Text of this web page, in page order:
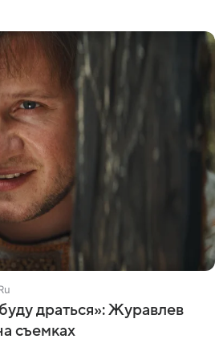
драться»: Журавлев
съемках